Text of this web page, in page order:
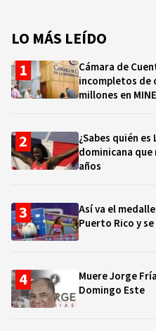
LO MÁS LEÍDO
Cámara de
incompletos de
millones en
¿Sabes quién
dominicana
años
Así va el
Puerto Rico y
Muere Jorge
Domingo Este